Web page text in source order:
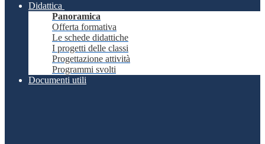
Didattica
Panoramica
Offerta formativa
Le schede didattiche
I progetti delle classi
Progettazione attività
Programmi svolti
Documenti utili